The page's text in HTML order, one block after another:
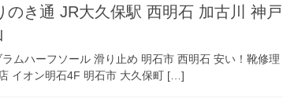
のき通 JR大久保駅 西明石 加古川 神戸
ムハーフソール 滑り止め 明石市 西明石 安い！靴修理
イオン明石4F 明石市 大久保町 […]